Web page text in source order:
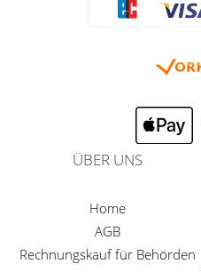
ÜBER UNS
Home
AGB
Rechnungskauf für Behörden